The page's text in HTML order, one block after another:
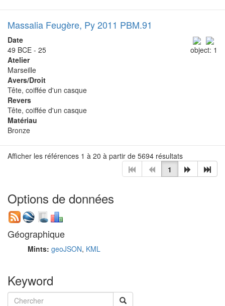
Massalia Feugère, Py 2011 PBM.91
object: 1
Date
49 BCE - 25
Atelier
Marseille
Avers/Droit
Tête, coiffée d'un casque
Revers
Tête, coiffée d'un casque
Matériau
Bronze
Afficher les références 1 à 20 à partir de 5694 résultats
1
Options de données
Géographique
Mints: geoJSON, KML
Keyword